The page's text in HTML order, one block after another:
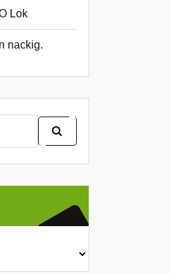
Lok
nackig.